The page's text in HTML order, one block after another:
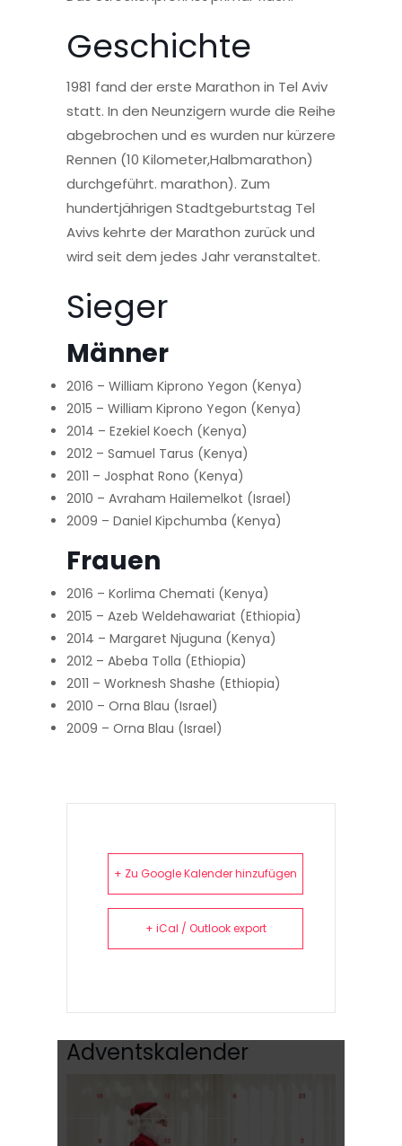
Geschichte
1981 fand der erste Marathon in Tel Aviv
statt. In den Neunzigern wurde die Reihe
abgebrochen und es wurden nur kürzere
Rennen (10 Kilometer,Halbmarathon)
durchgeführt. marathon). Zum
hundertjährigen Stadtgeburtstag Tel
Avivs kehrte der Marathon zurück und
wird seit dem jedes Jahr veranstaltet.
Sieger
Männer
2016 – William Kiprono Yegon (Kenya)
2015 – William Kiprono Yegon (Kenya)
2014 – Ezekiel Koech (Kenya)
2012 – Samuel Tarus (Kenya)
2011 – Josphat Rono (Kenya)
2010 – Avraham Hailemelkot (Israel)
2009 – Daniel Kipchumba (Kenya)
Frauen
2016 – Korlima Chemati (Kenya)
2015 – Azeb Weldehawariat (Ethiopia)
2014 – Margaret Njuguna (Kenya)
2012 – Abeba Tolla (Ethiopia)
2011 – Worknesh Shashe (Ethiopia)
2010 – Orna Blau (Israel)
2009 – Orna Blau (Israel)
+ Zu Google Kalender hinzufügen
+ iCal / Outlook export
Adventskalender